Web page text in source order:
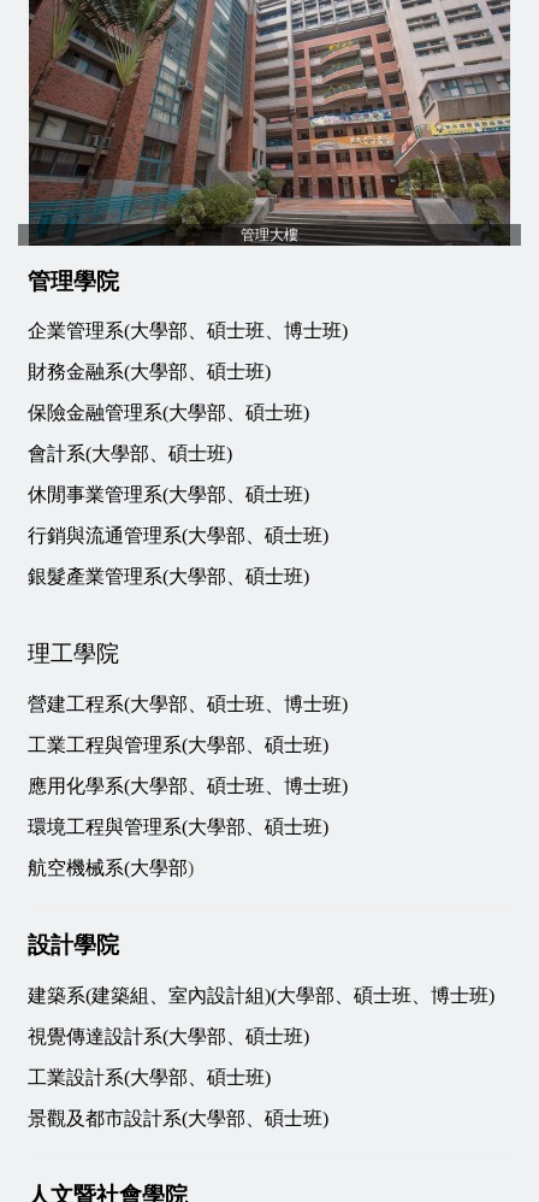
管理大樓
管理學院
企業管理系(大學部、碩士班、博士班)
財務金融系(大學部、碩士班)
保險金融管理系(大學部、碩士班)
會計系(大學部、碩士班)
休閒事業管理系(大學部、碩士班)
行銷與流通管理系(大學部、碩士班)
銀髮產業管理系(大學部、碩士班)
理工學院
營建工程系(大學部、碩士班、博士班)
工業工程與管理系(大學部、碩士班)
應用化學系(大學部、碩士班、博士班)
環境工程與管理系(大學部、碩士班)
航空機械系(大學部)
設計學院
建築系(建築組、室內設計組)(大學部、碩士班、博士班)
視覺傳達設計系(大學部、碩士班)
工業設計系(大學部、碩士班)
景觀及都市設計系(大學部、碩士班)
人文暨社會學院